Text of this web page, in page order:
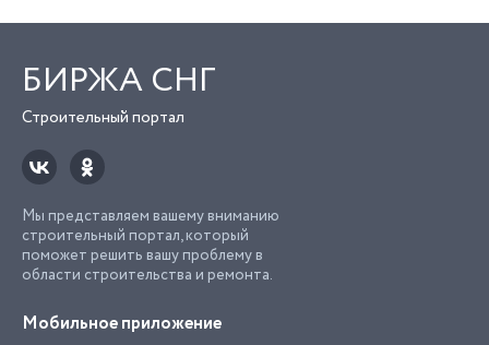
БИРЖА СНГ
Строительный портал
Мы представляем вашему вниманию
строительный портал, который
поможет решить вашу проблему в
области строительства и ремонта.
Мобильное приложение